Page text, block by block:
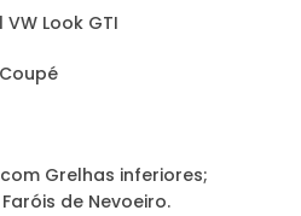
Look GTI
Grelhas inferiores;
de Nevoeiro.